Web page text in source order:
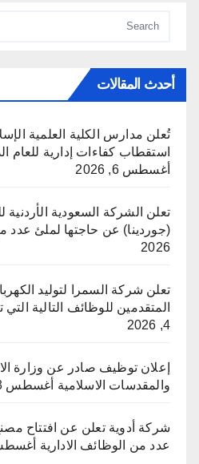
أحدث المقالات
تُعلن مدارس الكلية العلمية
استقطاب كفاءات إدارية للعام الدراسي
أغسطس 6, 2026
تعلن الشركة السعودية الأردنية
(جوردينا) عن حاجتها لملئ عدد
2026
تعلن شركة السمرا لتوليد
المتقدمين للوظائف التالية التي
4, 2026
إعلان توظيف صادر عن وزارة
والمقدسات الاسلامية أغسطس 3, 2026
شركة أدوية تعلن عن افتتاح
عدد من الوظائف الادارية أغسطس 3,